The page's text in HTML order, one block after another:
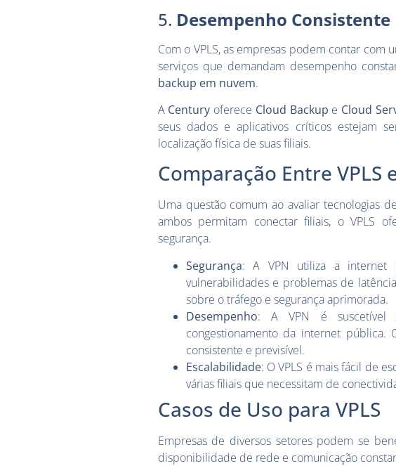
5. Desempenho Consistente
Com o VPLS, as empresas podem contar
serviços que demandam desempenho
backup em nuvem.
A Century oferece Cloud Backup e Cloud
seus dados e aplicativos críticos estejam
localização física de suas filiais.
Comparação Entre VPLS
Uma questão comum ao avaliar tecnologias
ambos permitam conectar filiais, o VPLS
segurança.
Segurança: A VPN utiliza a internet
vulnerabilidades e problemas de
sobre o tráfego e segurança aprimorada.
Desempenho: A VPN é suscetível
congestionamento da internet pública.
consistente e previsível.
Escalabilidade: O VPLS é mais fácil de
várias filiais que necessitam de
Casos de Uso para VPLS
Empresas de diversos setores podem se
disponibilidade de rede e comunicação